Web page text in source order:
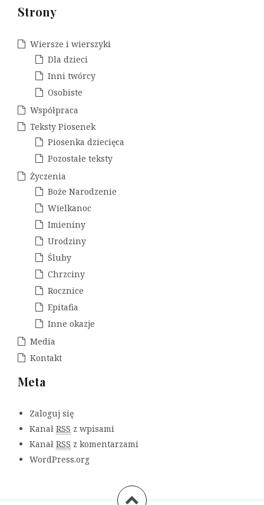
c
i
Strony
Wiersze i wierszyki
Dla dzieci
Inni twórcy
Osobiste
Współpraca
Teksty Piosenek
Piosenka dziecięca
Pozostałe teksty
Życzenia
Boże Narodzenie
Wielkanoc
Imieniny
Urodziny
Śluby
Chrzciny
Rocznice
Epitafia
Inne okazje
Media
Kontakt
Meta
Zaloguj się
Kanał RSS z wpisami
Kanał RSS z komentarzami
WordPress.org